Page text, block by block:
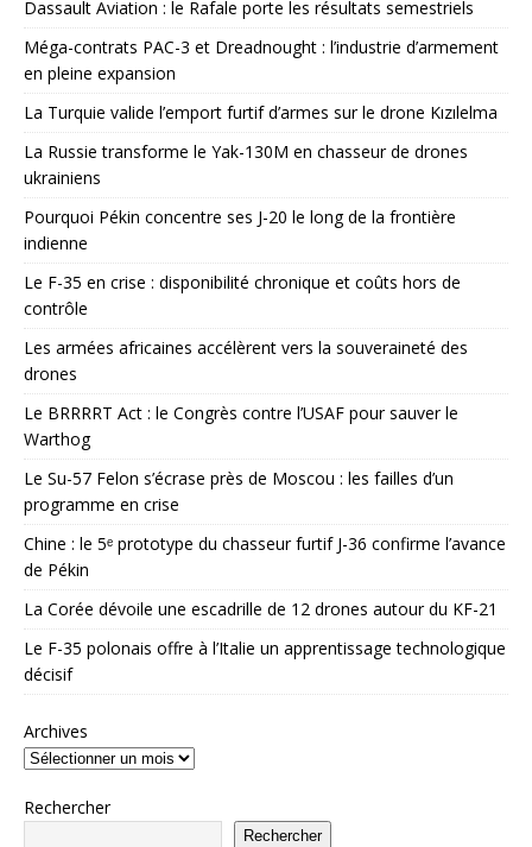
Dassault Aviation : le Rafale porte les résultats semestriels
Méga-contrats PAC-3 et Dreadnought : l’industrie d’armement
en pleine expansion
La Turquie valide l’emport furtif d’armes sur le drone Kızılelma
La Russie transforme le Yak-130M en chasseur de drones
ukrainiens
Pourquoi Pékin concentre ses J-20 le long de la frontière
indienne
Le F-35 en crise : disponibilité chronique et coûts hors de
contrôle
Les armées africaines accélèrent vers la souveraineté des
drones
Le BRRRRT Act : le Congrès contre l’USAF pour sauver le
Warthog
Le Su-57 Felon s’écrase près de Moscou : les failles d’un
programme en crise
Chine : le 5ᵉ prototype du chasseur furtif J-36 confirme l’avance
de Pékin
La Corée dévoile une escadrille de 12 drones autour du KF-21
Le F-35 polonais offre à l’Italie un apprentissage technologique
décisif
Archives
Rechercher
Rechercher